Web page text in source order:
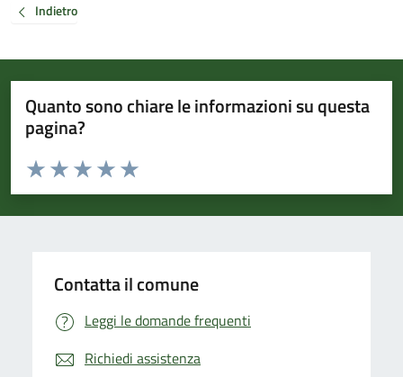
Indietro
Quanto sono chiare le informazioni su questa
pagina?
Valuta da 1 a 5 stelle la pagina
Valuta 5 stelle su 5
Valuta 4 stelle su 5
Valuta 3 stelle su 5
Valuta 2 stelle su 5
Valuta 1 stelle su 5
Contatta il comune
Leggi le domande frequenti
Richiedi assistenza